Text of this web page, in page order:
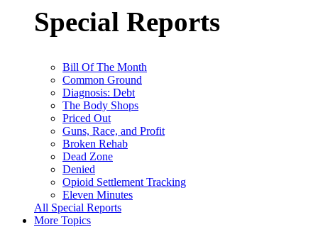
Special Reports
Bill Of The Month
Common Ground
Diagnosis: Debt
The Body Shops
Priced Out
Guns, Race, and Profit
Broken Rehab
Dead Zone
Denied
Opioid Settlement Tracking
Eleven Minutes
All Special Reports
More Topics